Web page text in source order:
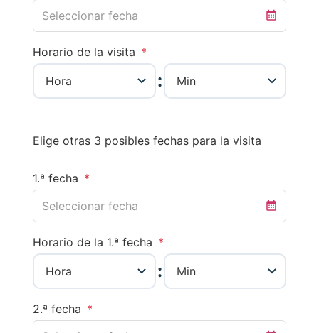
Horario de la visita *
:
Elige otras 3 posibles fechas para la visita
1.ª fecha *
Horario de la 1.ª fecha *
:
2.ª fecha *